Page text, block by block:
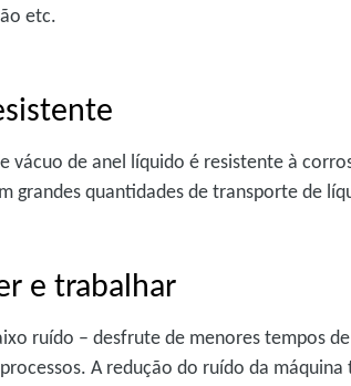
etc.
vácuo de anel líquido é resistente à
grandes quantidades de transporte de
e trabalhar
ruído – desfrute de menores tempos
A redução do ruído da